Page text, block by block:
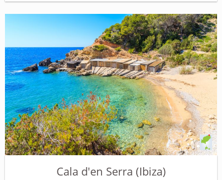
Cala d'en Serra (Ibiza)